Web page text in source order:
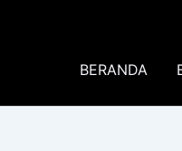
BERANDA